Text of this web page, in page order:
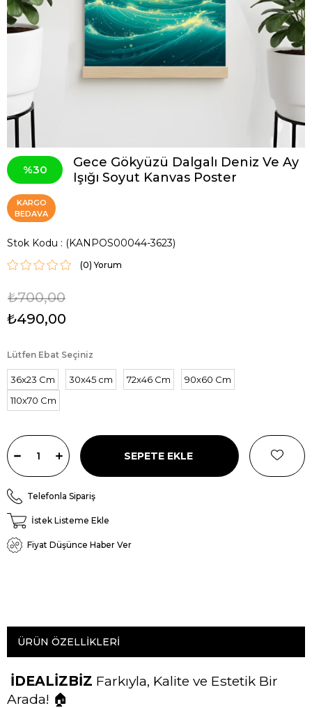
30
Gece Gökyüzü Dalgalı Deniz Ve Ay
Işığı Soyut Kanvas Poster
KARGO
BEDAVA
Stok Kodu (KANPOS00044-3623)
(0)
₺700,00
₺490,00
Lütfen Ebat Seçiniz
36x23 Cm 30x45 cm 72x46 Cm
90x60 Cm
110x70 Cm
Telefonla Sipariş
İstek Listeme Ekle
Fiyat Düşünce Haber Ver
ÜRÜN ÖZELLIKLERI
İDEALİZBİZ Farkıyla, Kalite ve Estetik Bir
Arada! 🏠